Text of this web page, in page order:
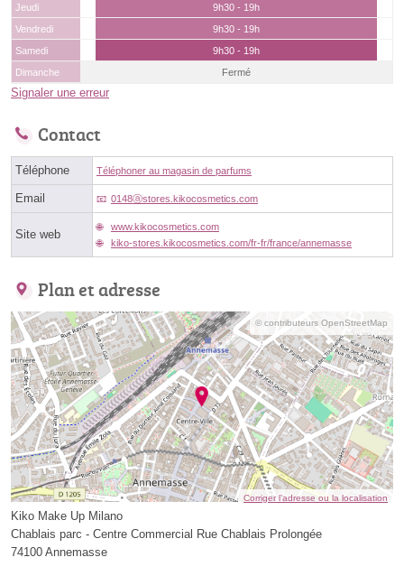
Jeudi
9h30 - 19h
Vendredi
9h30 - 19h
Samedi
9h30 - 19h
Dimanche
Fermé
Signaler une erreur
Contact
Téléphone Téléphoner au magasin de parfums
Email 0148ⓐstores.kikocosmetics.com
Site web
www.kikocosmetics.com
kiko-stores.kikocosmetics.com/fr-fr/france/annemasse
Plan et adresse
© contributeurs OpenStreetMap
Corriger l’adresse ou la localisation
Kiko Make Up Milano
Chablais parc - Centre Commercial Rue Chablais Prolongée
74100 Annemasse